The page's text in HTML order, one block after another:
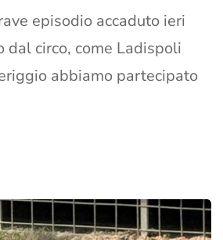
episodio accaduto ieri
circo, come Ladispoli
abbiamo partecipato